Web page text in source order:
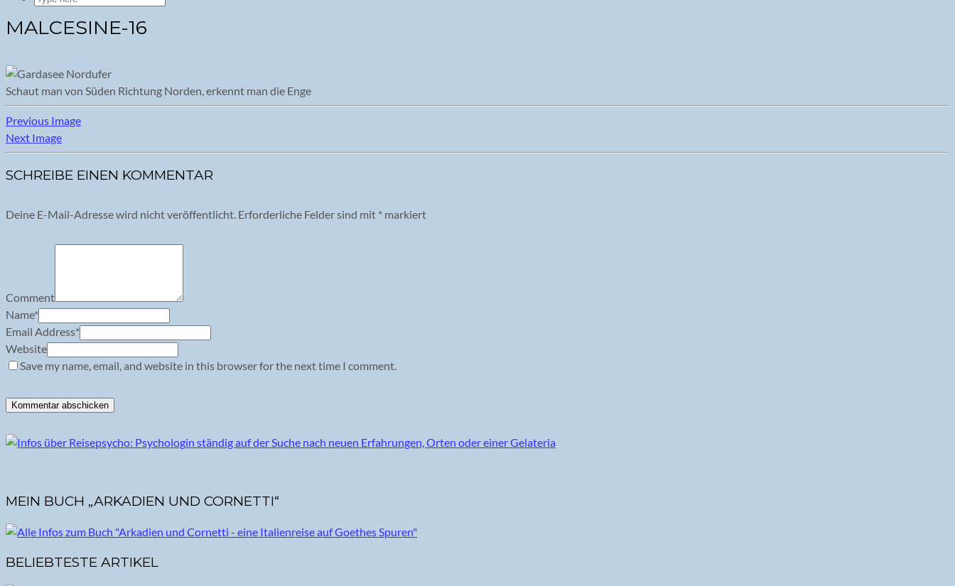
MALCESINE-16
Schaut man von Süden Richtung Norden, erkennt man die Enge
Previous Image
Next Image
SCHREIBE EINEN KOMMENTAR
Deine E-Mail-Adresse wird nicht veröffentlicht. Erforderliche Felder sind mit * markiert
Comment
Name*
Email Address*
Website
Save my name, email, and website in this browser for the next time I comment.
MEIN BUCH „ARKADIEN UND CORNETTI“
BELIEBTESTE ARTIKEL